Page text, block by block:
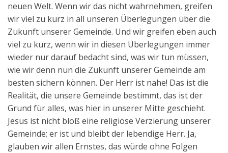
neuen Welt. Wenn wir das nicht wahrnehmen, greifen
wir viel zu kurz in all unseren Überlegungen über die
Zukunft unserer Gemeinde. Und wir greifen eben auch
viel zu kurz, wenn wir in diesen Überlegungen immer
wieder nur darauf bedacht sind, was wir tun müssen,
wie wir denn nun die Zukunft unserer Gemeinde am
besten sichern können. Der Herr ist nahe! Das ist die
Realität, die unsere Gemeinde bestimmt, das ist der
Grund für alles, was hier in unserer Mitte geschieht.
Jesus ist nicht bloß eine religiöse Verzierung unserer
Gemeinde; er ist und bleibt der lebendige Herr. Ja,
glauben wir allen Ernstes, das würde ohne Folgen